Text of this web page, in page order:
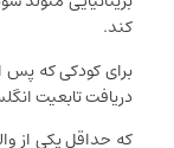
کند.
دریافت تابعیت
که حداقل یکی از